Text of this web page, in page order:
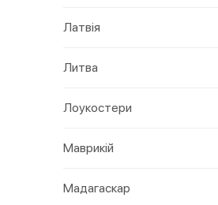
Латвія
Литва
Лоукостери
Маврикій
Мадагаскар